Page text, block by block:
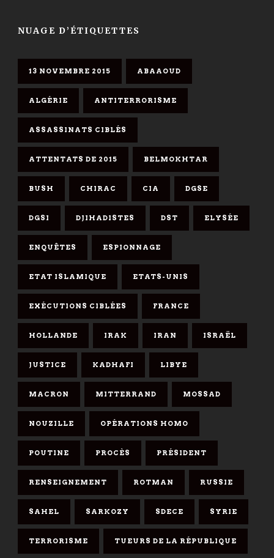
NUAGE D’ÉTIQUETTES
13 NOVEMBRE 2015 ABAAOUD
ALGÉRIE ANTITERRORISME
ASSASSINATS CIBLÉS
ATTENTATS DE 2015 BELMOKHTAR
BUSH CHIRAC CIA DGSE
DGSI DJIHADISTES DST ELYSÉE
ENQUÊTES ESPIONNAGE
ETAT ISLAMIQUE ETATS-UNIS
EXÉCUTIONS CIBLÉES FRANCE
HOLLANDE IRAK IRAN ISRAËL
JUSTICE KADHAFI LIBYE
MACRON MITTERRAND MOSSAD
NOUZILLE OPÉRATIONS HOMO
POUTINE PROCÈS PRÉSIDENT
RENSEIGNEMENT ROTMAN RUSSIE
SAHEL SARKOZY SDECE SYRIE
TERRORISME TUEURS DE LA RÉPUBLIQUE